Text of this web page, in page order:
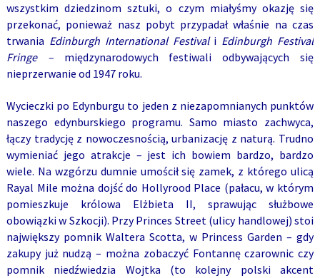
wszystkim dziedzinom sztuki, o czym miałyśmy okazję się
przekonać, ponieważ nasz pobyt przypadał właśnie na czas
trwania Edinburgh International Festivali Edinburgh Festival
Fringe – międzynarodowych festiwali
odbywających się
nieprzerwanie od 1947 roku.
Wycieczki po Edynburgu to jeden z niezapomnianych punktów
naszego edynburskiego programu. Samo miasto zachwyca,
łączy tradycję z nowoczesnością, urbanizację z naturą. Trudno
wymieniać jego atrakcje – jest ich bowiem bardzo, bardzo
wiele. Na wzgórzu dumnie umościł się zamek, z którego ulicą
Rayal Mile można dojść do Hollyrood Place (pałacu, w którym
pomieszkuje królowa Elżbieta II, sprawując służbowe
obowiązki w Szkocji). Przy Princes Street (ulicy handlowej) stoi
największy pomnik Waltera Scotta, w Princess Garden – gdy
zakupy już nudzą – można zobaczyć Fontannę czarownic czy
pomnik niedźwiedzia Wojtka (to kolejny polski akcent